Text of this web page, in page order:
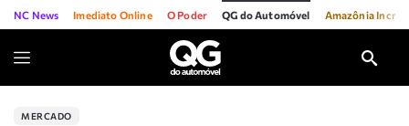
NC News Imediato Online O Poder QG do Automóvel Amazônia
MERCADO